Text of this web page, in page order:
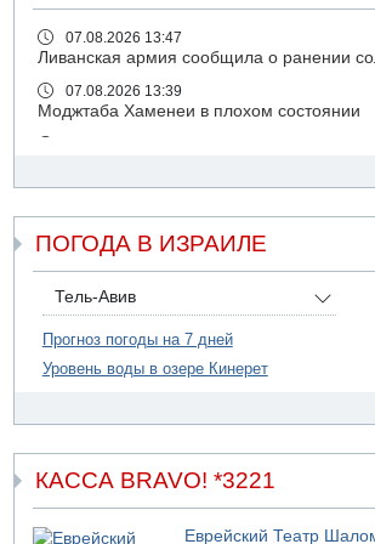
07.08.2026 13:47
Ливанская армия сообщила о ранении
07.08.2026 13:39
Моджтаба Хаменеи в плохом состоянии
свадьбу
07.08.2026 11:05
Саудовская Аравия опасается нападения
иракских ополченцев
07.08.2026 08:29
В Бат-Яме утонул мужчина
07.08.2026 08:29
Стрельба в школе Таиланда
Недалеко от Бейт-Шемеша погиб
07.08.2026 06:24
Саудовская Аравия сообщает о
06.08.2026 13:43
И еще иранские агенты
ПОГОДА В ИЗРАИЛЕ
Тель-Авив
Прогноз погоды на 7 дней
Уровень воды в озере Кинерет
КАССА BRAVO! *3221
Еврейский Театр